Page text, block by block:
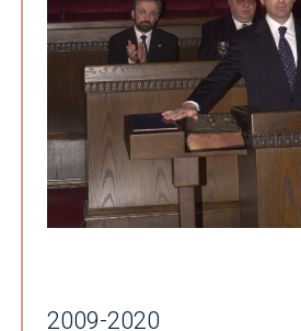
2009-2020